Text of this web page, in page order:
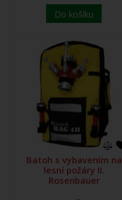
Do košíku
Batoh s vybavením na
lesní požáry II.
Rosenbauer